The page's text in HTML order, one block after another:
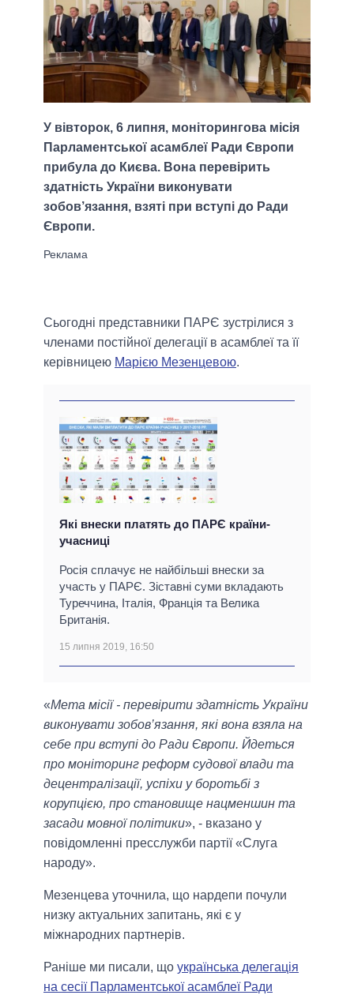
У вівторок, 6 липня, моніторингова місія
Парламентської асамблеї Ради Європи
прибула до Києва. Вона перевірить
здатність України виконувати
зобов’язання, взяті при вступі до Ради
Європи.
Сьогодні представники ПАРЄ зустрілися з
членами постійної делегації в асамблеї та її
керівницею Марією Мезенцевою.
Які внески платять до ПАРЄ країни-
учасниці
Росія сплачує не найбільші внески за
участь у ПАРЄ. Зіставні суми вкладають
Туреччина, Італія, Франція та Велика
Британія.
15 липня 2019, 16:50
«Мета місії - перевірити здатність України
виконувати зобов’язання, які вона взяла на
себе при вступі до Ради Європи. Йдеться
про моніторинг реформ судової влади та
децентралізації, успіхи у боротьбі з
корупцією, про становище нацменшин та
засади мовної політики», - вказано у
повідомленні пресслужби партії «Слуга
народу».
Мезенцева уточнила, що нардепи почули
низку актуальних запитань, які є у
міжнародних партнерів.
Раніше ми писали, що українська делегація
на сесії Парламентської асамблеї Ради